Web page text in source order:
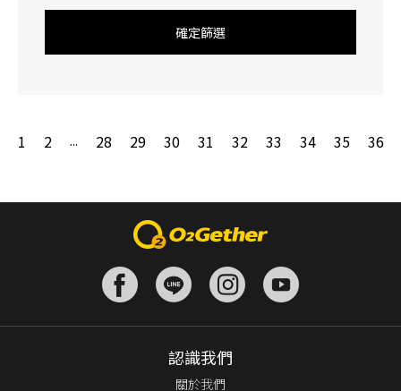
確定篩選
1 2 ... 28 29 30 31 32 33 34 35 36
認識我們
關於我們